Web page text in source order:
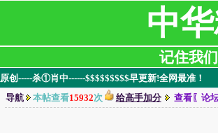
中
记住我
创-----杀①肖中------$$$$$$$$$早更新!全网最准！
导航 本帖查看15932次 给高手加分 查看〖论